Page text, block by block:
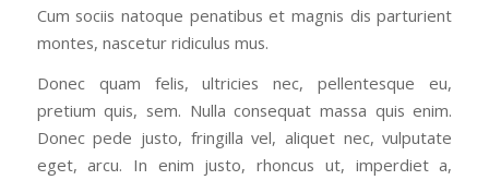
Cum sociis natoque penatibus et magnis dis parturient
montes, nascetur ridiculus mus.
Donec quam felis, ultricies nec, pellentesque eu,
pretium quis, sem. Nulla consequat massa quis enim.
Donec pede justo, fringilla vel, aliquet nec, vulputate
eget, arcu. In enim justo, rhoncus ut, imperdiet a,